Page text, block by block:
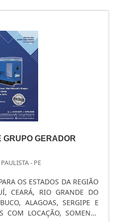
GRUPO GERADOR
- PE
OS ESTADOS DA REGIÃO
ALAGOAS, SERGIPE E